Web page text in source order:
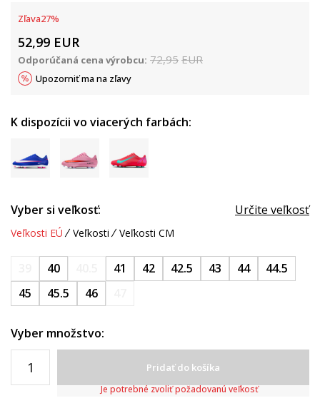
Zľava27%
52,99 EUR
Odporúčaná cena výrobcu: 72,95 EUR
Upozorniť ma na zľavy
K dispozícii vo viacerých farbách:
Vyber si veľkosť: Určite veľkosť
Veľkosti EÚ Veľkosti Veľkosti CM
40 41 42 42.5 43 44
44.5
45
45.5 46
Vyber množstvo:
Pridať do košíka
Je potrebné zvoliť požadovanú veľkosť